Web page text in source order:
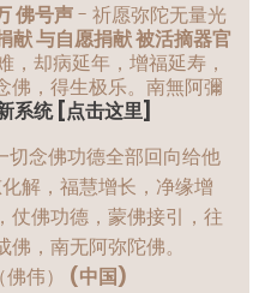
佛号声- 祈愿弥陀无量光
献 与自愿捐献 被活摘器官
，却病延年，增福延寿，
佛，得生极乐。南無阿彌
系统 [点击这里]
切念佛功德全部回向给他
解，福慧增长，净缘增
仗佛功德，蒙佛接引，往
，南无阿弥陀佛。
伟） (中国)